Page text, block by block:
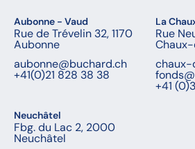
Aubonne - Vaud
Rue de Trévelin 32, 1170
Aubonne
aubonne@buchard.ch
+41(0)21 828 38 38
La
Rue
+41
Neuchâtel
Fbg. du Lac 2, 2000
Neuchâtel